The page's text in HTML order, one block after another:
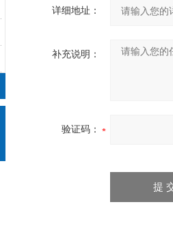
详细地址：
补充说明：
验证码：